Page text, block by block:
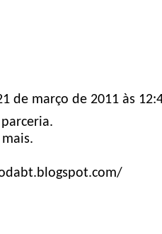
de março de 2011 às